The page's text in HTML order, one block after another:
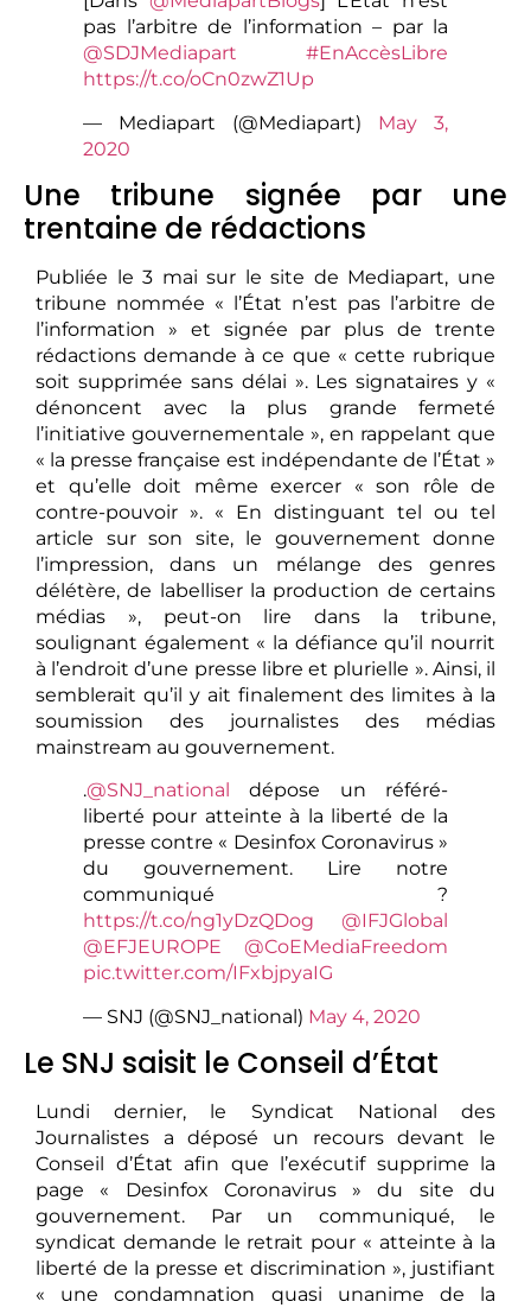
pas l’arbitre de l’information – par la
@SDJMediapart
#EnAccèsLibre
https://t.co/oCn0zwZ1Up
— Mediapart (@Mediapart) May 3,
2020
Une tribune signée par une
trentaine de rédactions
Publiée le 3 mai sur le site de Mediapart, une
tribune nommée « l’État n’est pas l’arbitre de
l’information » et signée par plus de trente
rédactions demande à ce que « cette rubrique
soit supprimée sans délai ». Les signataires y «
dénoncent avec la plus grande fermeté
l’initiative gouvernementale », en rappelant que
« la presse française est indépendante de l’État »
et qu’elle doit même exercer « son rôle de
contre-pouvoir ». « En distinguant tel ou tel
article sur son site, le gouvernement donne
l’impression, dans un mélange des genres
délétère, de labelliser la production de certains
médias », peut-on lire dans la tribune,
soulignant également « la défiance qu’il nourrit
à l’endroit d’une presse libre et plurielle ». Ainsi, il
semblerait qu’il y ait finalement des limites à la
soumission des journalistes des médias
mainstream au gouvernement.
.@SNJ_national
dépose un référé-
liberté pour atteinte à la liberté de la
presse contre « Desinfox Coronavirus »
du gouvernement. Lire notre
communiqué ?
https://t.co/ng1yDzQDog
@IFJGlobal
@EFJEUROPE
@CoEMediaFreedom
pic.twitter.com/IFxbjpyaIG
— SNJ (@SNJ_national) May 4, 2020
Le SNJ saisit le Conseil d’État
Lundi dernier, le Syndicat National des
Journalistes a déposé un recours devant le
Conseil d’État afin que l’exécutif supprime la
page « Desinfox Coronavirus » du site du
gouvernement. Par un communiqué, le
syndicat demande le retrait pour « atteinte à la
liberté de la presse et discrimination », justifiant
« une condamnation quasi unanime de la